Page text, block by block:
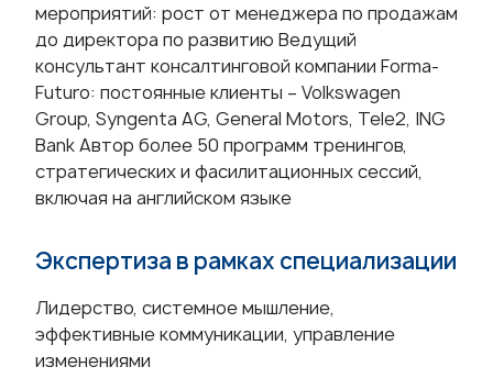
мероприятий: рост от менеджера по продажам
до директора по развитию Ведущий
консультант консалтинговой компании Forma-
Futuro: постоянные клиенты – Volkswagen
Group, Syngenta AG, General Motors, Tele2, ING
Bank Автор более 50 программ тренингов,
стратегических и фасилитационных сессий,
включая на английском языке
Экспертиза в рамках специализации
Лидерство, системное мышление,
эффективные коммуникации, управление
изменениями